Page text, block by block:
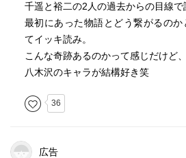
5,読後に残る問い：
私たちが向き合うべきテーマ
①産みの親と育ての親。
②生きる価値、そして目的。
これらは、私がこの作品を通じて考
千遥と裕二の2人の過去からの目線で
最初にあった物語とどう繋がるのか
てイッキ読み。
こんな奇跡あるのかって感じだけど
八木沢のキャラが結構好き笑
36
広告